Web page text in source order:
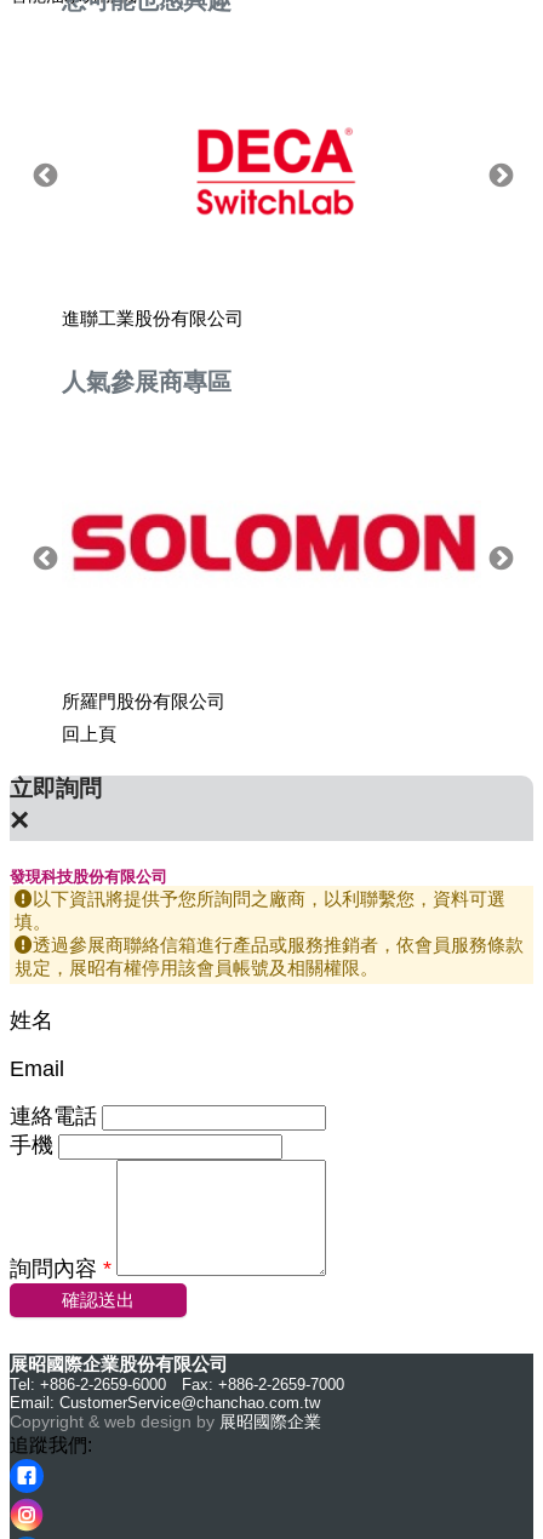
進聯工業股份有限公司
人氣參展商專區
所羅門股份有限公司
回上頁
立即詢問
×
發現科技股份有限公司
以下資訊將提供予您所詢問之廠商，以利聯繫您，資料可選
填。
透過參展商聯絡信箱進行產品或服務推銷者，依會員服務條款
規定，展昭有權停用該會員帳號及相關權限。
姓名
Email
連絡電話
手機
詢問內容 *
確認送出
展昭國際企業股份有限公司
Tel: +886-2-2659-6000 Fax: +886-2-2659-7000
Email: CustomerService@chanchao.com.tw
Copyright & web design by 展昭國際企業
追蹤我們: